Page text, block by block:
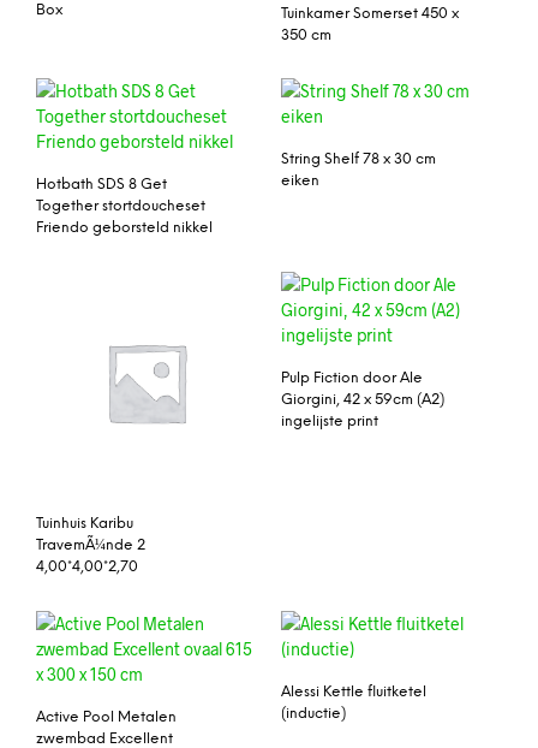
Box
Tuinkamer Somerset 450 x
350 cm
Hotbath SDS 8 Get
Together stortdoucheset
Friendo geborsteld nikkel
String Shelf 78 x 30 cm
eiken
Tuinhuis Karibu
TravemÃ¼nde 2
4,00*4,00*2,70
Pulp Fiction door Ale
Giorgini, 42 x 59cm (A2)
ingelijste print
Active Pool Metalen
zwembad Excellent
Alessi Kettle fluitketel
(inductie)